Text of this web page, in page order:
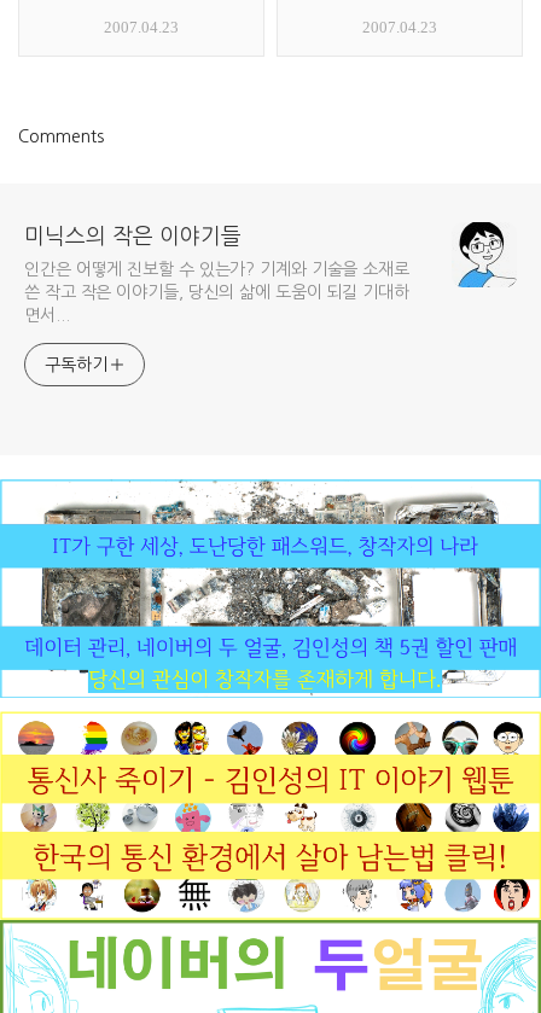
2007.04.23 2007.04.23
Comments
미닉스의 작은 이야기들
인간은 어떻게 진보할 수 있는가? 기계와 기술을 소재로
쓴 작고 작은 이야기들, 당신의 삶에 도움이 되길 기대하
면서...
구독하기